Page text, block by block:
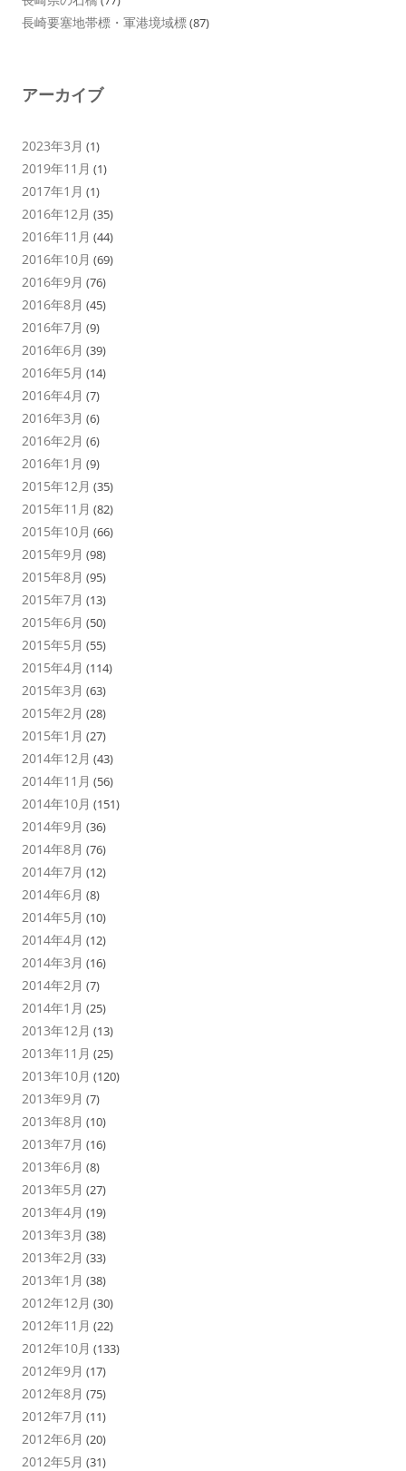
長崎要塞地帯標・軍港境域標(87)
アーカイブ
2023年3月 (1)
2019年11月 (1)
2017年1月 (1)
2016年12月 (35)
2016年11月 (44)
2016年10月 (69)
2016年9月 (76)
2016年8月 (45)
2016年7月 (9)
2016年6月 (39)
2016年5月 (14)
2016年4月 (7)
2016年3月 (6)
2016年2月 (6)
2016年1月 (9)
2015年12月 (35)
2015年11月 (82)
2015年10月 (66)
2015年9月 (98)
2015年8月 (95)
2015年7月 (13)
2015年6月 (50)
2015年5月 (55)
2015年4月 (114)
2015年3月 (63)
2015年2月 (28)
2015年1月 (27)
2014年12月 (43)
2014年11月 (56)
2014年10月 (151)
2014年9月 (36)
2014年8月 (76)
2014年7月 (12)
2014年6月 (8)
2014年5月 (10)
2014年4月 (12)
2014年3月 (16)
2014年2月 (7)
2014年1月 (25)
2013年12月 (13)
2013年11月 (25)
2013年10月 (120)
2013年9月 (7)
2013年8月 (10)
2013年7月 (16)
2013年6月 (8)
2013年5月 (27)
2013年4月 (19)
2013年3月 (38)
2013年2月 (33)
2013年1月 (38)
2012年12月 (30)
2012年11月 (22)
2012年10月 (133)
2012年9月 (17)
2012年8月 (75)
2012年7月 (11)
2012年6月 (20)
2012年5月 (31)